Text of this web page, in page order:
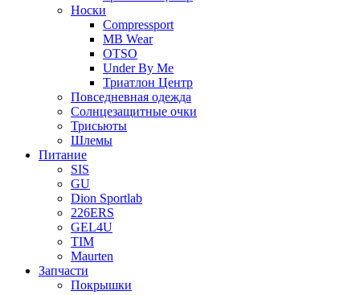
Носки
Compressport
MB Wear
OTSO
Under By Me
Триатлон Центр
Повседневная одежда
Солнцезащитные очки
Трисьюты
Шлемы
Питание
SIS
GU
Dion Sportlab
226ERS
GEL4U
TIM
Maurten
Запчасти
Покрышки